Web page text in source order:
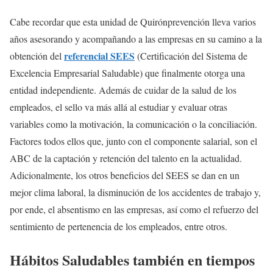
Cabe recordar que esta unidad de Quirónprevención lleva varios
años asesorando y acompañando a las empresas en su camino a la
obtención delreferencial SEES (Certificación del Sistema de
Excelencia Empresarial Saludable) que finalmente otorga una
entidad independiente. Además de cuidar de la salud de los
empleados, el sello va más allá al estudiar y evaluar otras
variables como la motivación, la comunicación o la conciliación.
Factores todos ellos que, junto con el componente salarial, son el
ABC de la captación y retención del talento en la actualidad.
Adicionalmente, los otros beneficios del SEES se dan en un
mejor clima laboral, la disminución de los accidentes de trabajo y,
por ende, el absentismo en las empresas, así como el refuerzo del
sentimiento de pertenencia de los empleados, entre otros.
Hábitos Saludables también en tiempos